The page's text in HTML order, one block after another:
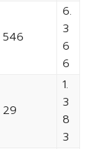
546
6.
3
6
6
29
1.
3
8
3